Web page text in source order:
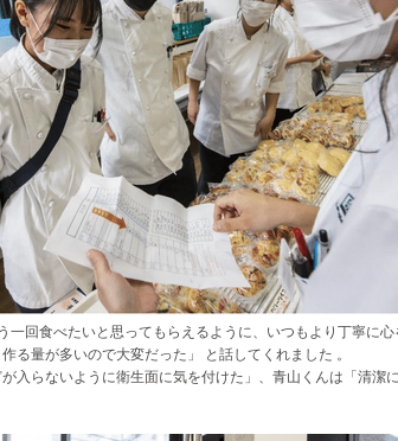
一回食べたいと思ってもらえるように、いつもより丁寧に心
る量が多いので大変だった」 と話してくれました 。
入らないように衛生面に気を付けた」、青山くんは「清潔